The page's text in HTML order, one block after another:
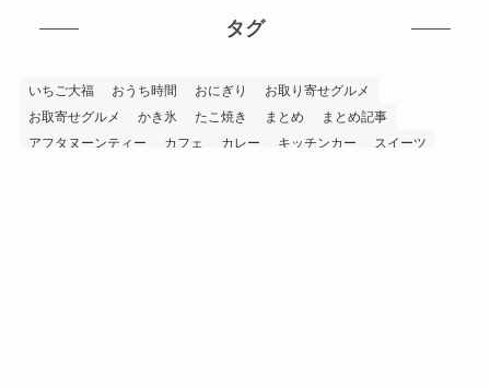
タグ
いちご大福 おうち時間 おにぎり
お取り寄せグルメ
お取寄せグルメ
かき氷 たこ焼き まとめ
まとめ記事
アフタヌーンティー
カフェ カレー キッチンカー
スイーツ